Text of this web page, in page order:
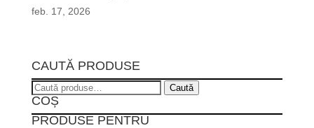
feb. 17, 2026
CAUTĂ PRODUSE
Caută
după:
Caută
COȘ
PRODUSE PENTRU